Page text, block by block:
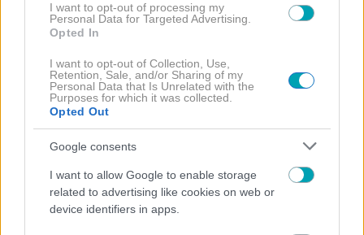
I want to opt-out of processing my
Personal Data for Targeted Advertising.
Opted In
I want to opt-out of Collection, Use,
Retention, Sale, and/or Sharing of my
Personal Data that Is Unrelated with the
Purposes for which it was collected.
Opted Out
Google consents
I want to allow Google to enable storage
related to advertising like cookies on web or
device identifiers in apps.